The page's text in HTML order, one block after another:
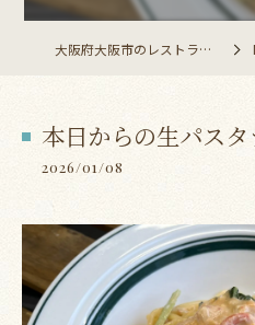
大阪府大阪市のレストランならAiko plus
本日からの生パスタ
2026/01/08